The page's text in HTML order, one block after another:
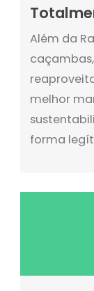
Além da
melhor
forma